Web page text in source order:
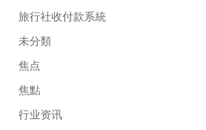
旅行社收付款系統
未分類
焦点
焦點
行业资讯